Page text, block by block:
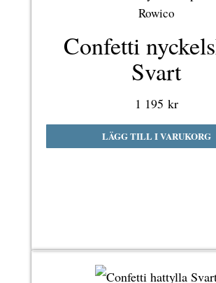
Rowico
Confetti
Svart
1 195 kr
LÄGG TILL I VARUKORG